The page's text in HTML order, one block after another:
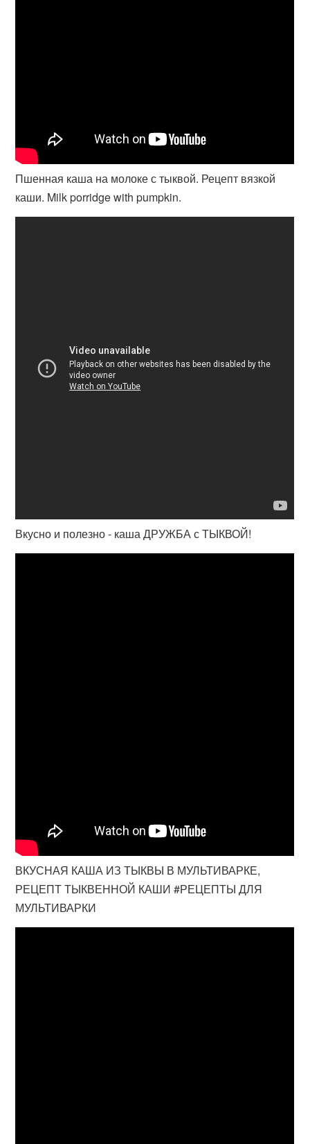
Пшенная каша на молоке с тыквой. Рецепт вязкой
каши. Milk porridge with pumpkin.
Вкусно и полезно - каша ДРУЖБА с ТЫКВОЙ!
ВКУСНАЯ КАША ИЗ ТЫКВЫ В МУЛЬТИВАРКЕ,
РЕЦЕПТ ТЫКВЕННОЙ КАШИ #РЕЦЕПТЫ ДЛЯ
МУЛЬТИВАРКИ